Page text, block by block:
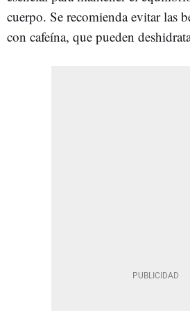
cuerpo. Se recomienda evitar las
con cafeína, que pueden